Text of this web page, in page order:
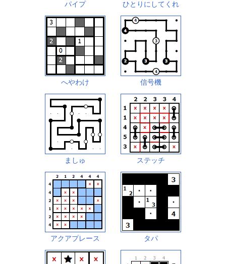
パイプ ひとりにしてくれ
へやわけ 信号機
ましゅ ステッチ
アクアプレース タパ